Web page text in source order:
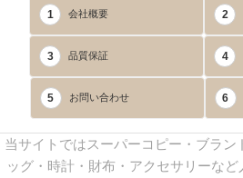
1 会社概要 2
3 品質保証 4
5 お問い合わせ 6
当サイトではスーパーコピー・ブラ
ッグ・時計・財布・アクセサリーな